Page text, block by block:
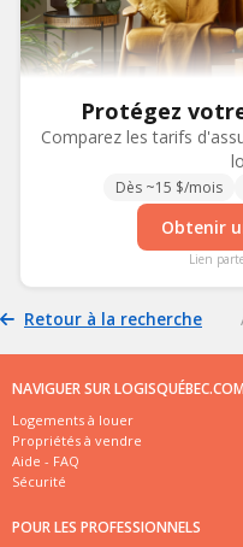
Protégez
Comparez les tarifs
Dès ~15 $/mois
Obtenir
Lien
Retour à la recherche
NAVIGUER SUR LOGISQUÉBEC.COM
Logements à louer
Propriétés à vendre
Aide - FAQ
Sécurité
POUR LES PROFESSIONNELS